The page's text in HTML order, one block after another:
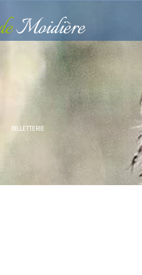
BILLETTERIE